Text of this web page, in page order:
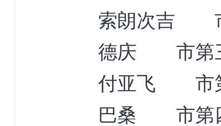
索朗次吉
德庆
市第
付亚飞
市
巴桑 市第